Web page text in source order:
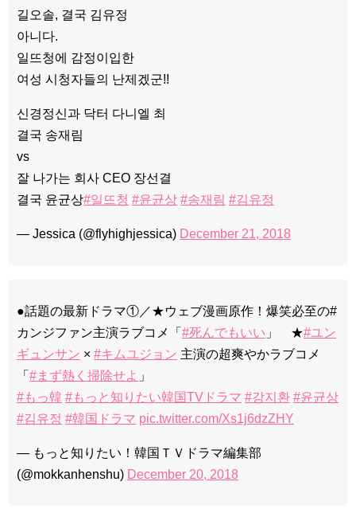
길오솔, 결국 김유정
아니다.
일뜨청에 감정이입한
여성 시청자들의 난제겠군!!
신경정신과 닥터 다니엘 최
결국 송재림
vs
잘 나가는 회사 CEO 장선결
결국 윤균상#일뜨청 #윤균상 #송재림 #김유정
— Jessica (@flyhighjessica) December 21, 2018
●話題の最新ドラマ①／★ウェブ漫画原作！爆笑必至の#
カンジファン主演ラブコメ「 #死んでもいい 」 ★#ユン
ギュンサン × #キムユジョン 主演の超爽やかラブコメ
「 #まず熱く掃除せよ 」
#もっ韓 #もっと知りたい韓国TVドラマ #강지환 #윤균상
#김유정 #韓国ドラマ pic.twitter.com/Xs1j6dzZHY
— もっと知りたい！韓国ＴＶドラマ編集部
(@mokkanhenshu) December 20, 2018